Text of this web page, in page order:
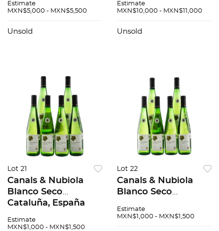
Blend (Shiraz &
Sauvignon). Cosecha:
Estimate
MXN$5,000 - MXN$5,500
Unsold
Penedès, España.
6. 93 / 100. b)...
Estimate
MXN$10,000 - MXN$11,000
Unsold
Lot 21
Canals & Nubiola
Blanco Seco
Cataluña, España
Piezas: 6 82 / 100
Estimate
MXN$1,000 - MXN$1,500
Lot 22
Canals & Nubiola
Blanco Seco
Nivel: Llenado alto
Estimate
MXN$1,000 - MXN$1,500